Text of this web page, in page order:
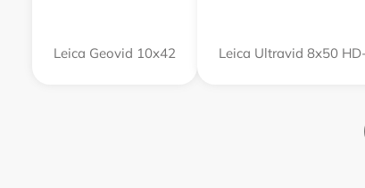
Leica Geovid 10x42 Leica Ultravid 8x50